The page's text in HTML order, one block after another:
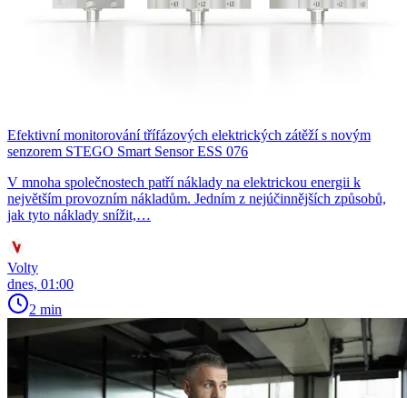
Efektivní monitorování třífázových elektrických zátěží s novým
senzorem STEGO Smart Sensor ESS 076
V mnoha společnostech patří náklady na elektrickou energii k
největším provozním nákladům. Jedním z nejúčinnějších způsobů,
jak tyto náklady snížit,…
Volty
dnes, 01:00
2 min